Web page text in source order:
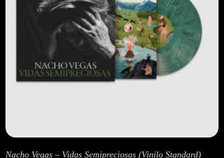
Nacho Vegas – Vidas Semipreciosas (Vinilo Standard)